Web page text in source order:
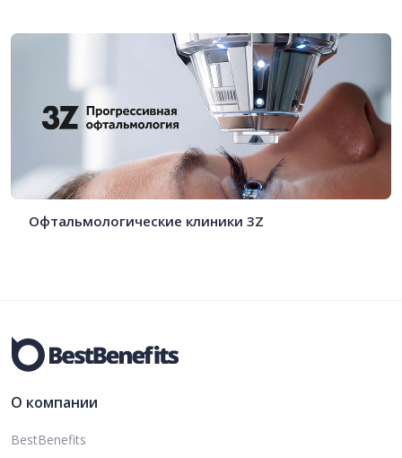
Офтальмологические клиники 3Z
О компании
BestBenefits